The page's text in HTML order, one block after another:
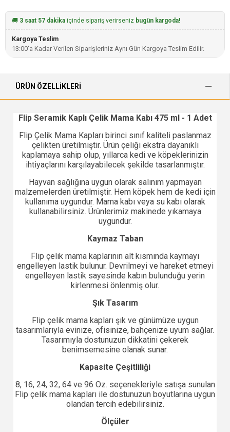
🚚 3 saat 57 dakika içinde sipariş verirseniz bugün kargoda!
Kargoya Teslim
13:00'a Kadar Verilen Siparişleriniz Aynı Gün Kargoya Teslim Edilir.
ÜRÜN ÖZELLIKLERI
Flip Seramik Kaplı Çelik Mama Kabı 475 ml - 1 Adet
Flip Çelik Mama Kapları birinci sınıf kaliteli paslanmaz
çelikten üretilmiştir. Ürün çeliği ekstra dayanıklı
kaplamaya sahip olup, yıllarca kedi ve köpeklerinizin
ihtiyaçlarını karşılayabilecek şekilde tasarlanmıştır.
Hayvan sağlığına uygun olarak salınım yapmayan
malzemelerden üretilmiştir. Hem köpek hem de kedi için
kullanıma uygundur. Mama kabı veya su kabı olarak
kullanabilirsiniz. Ürünlerimiz makinede yıkamaya
uygundur.
Kaymaz Taban
Flip çelik mama kaplarının alt kısmında kaymayı
engelleyen lastik bulunur. Devrilmeyi ve hareket etmeyi
engelleyen lastik sayesinde kabın bulunduğu yerin
kirlenmesi önlenmiş olur.
Şık Tasarım
Flip çelik mama kapları şık ve günümüze uygun
tasarımlarıyla evinize, ofisinize, bahçenize uyum sağlar.
Tasarımıyla dostunuzun dikkatini çekerek
benimsemesine olanak sunar.
Kapasite Çeşitliliği
8, 16, 24, 32, 64 ve 96 Oz. seçenekleriyle satışa sunulan
Flip çelik mama kapları ile dostunuzun boyutlarına uygun
olandan tercih edebilirsiniz.
Ölçüler